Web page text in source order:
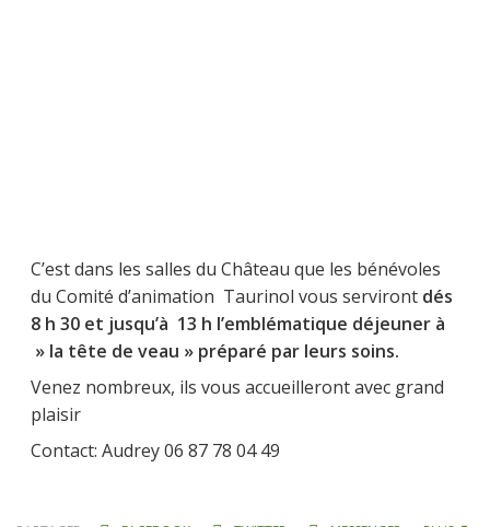
C’est dans les salles du Château que les bénévoles
du Comité d’animation Taurinol vous serviront dés
8 h 30 et jusqu’à 13 h l’emblématique déjeuner à
» la tête de veau » préparé par leurs soins.
Venez nombreux, ils vous accueilleront avec grand
plaisir
Contact: Audrey 06 87 78 04 49